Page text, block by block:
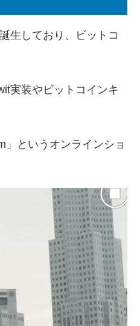
生しており、ビットコ
実装やビットコインキ
というオンラインショ